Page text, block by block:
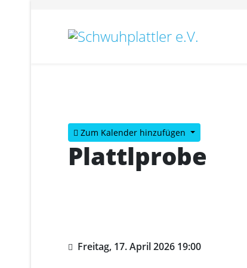
Zum Kalender hinzufügen
Plattlprobe
Freitag, 17. April 2026 19:00